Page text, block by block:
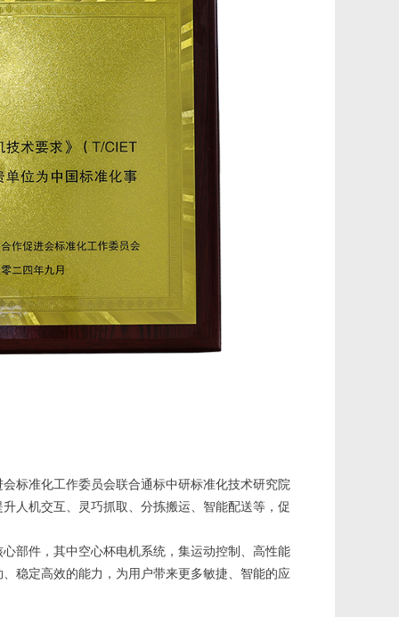
标准化工作委员会联合通标中研标准化技术研究院
人机交互、灵巧抓取、分拣搬运、智能配送等，促
部件，其中空心杯电机系统，集运动控制、高性能
稳定高效的能力，为用户带来更多敏捷、智能的应